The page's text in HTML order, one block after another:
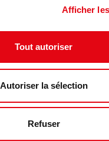
Afficher
Tout autoriser
Autoriser la sélection
Refuser
SAINT JEAN DE